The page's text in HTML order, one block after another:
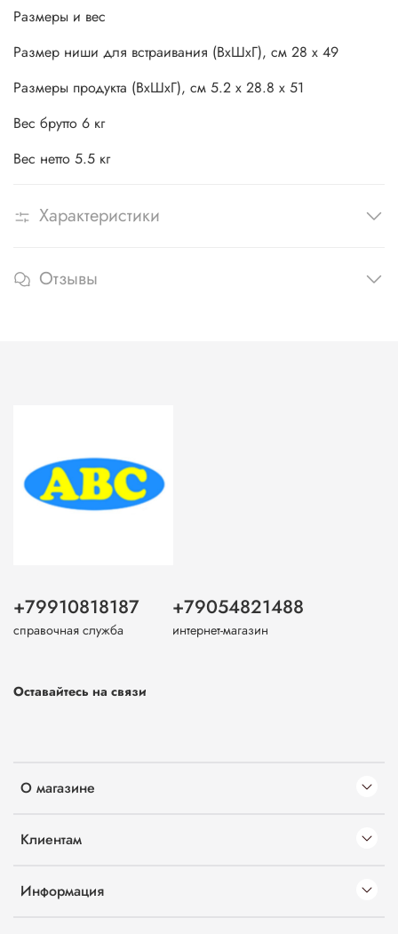
Размеры и вес
Размер ниши для встраивания (ВхШхГ), см 28 х 49
Размеры продукта (ВхШхГ), см 5.2 х 28.8 х 51
Вес брутто 6 кг
Вес нетто 5.5 кг
Характеристики
Отзывы
О магазине
Клиентам
Информация
+79910818187
справочная служба
+79054821488
интернет-магазин
Оставайтесь на связи